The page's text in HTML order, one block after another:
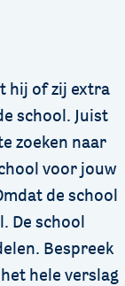
hij of zij extra
school. Juist
zoeken naar
voor jouw
de school
De school
Bespreek
hele verslag